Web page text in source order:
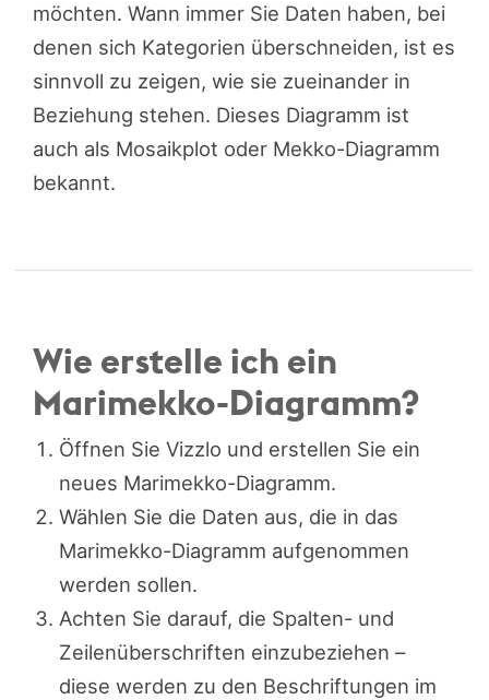
möchten. Wann immer Sie Daten haben, bei
denen sich Kategorien überschneiden, ist es
sinnvoll zu zeigen, wie sie zueinander in
Beziehung stehen. Dieses Diagramm ist
auch als Mosaikplot oder Mekko-Diagramm
bekannt.
Wie erstelle ich ein
Marimekko-Diagramm?
Öffnen Sie Vizzlo und erstellen Sie ein
neues Marimekko-Diagramm.
Wählen Sie die Daten aus, die in das
Marimekko-Diagramm aufgenommen
werden sollen.
Achten Sie darauf, die Spalten- und
Zeilenüberschriften einzubeziehen –
diese werden zu den Beschriftungen im